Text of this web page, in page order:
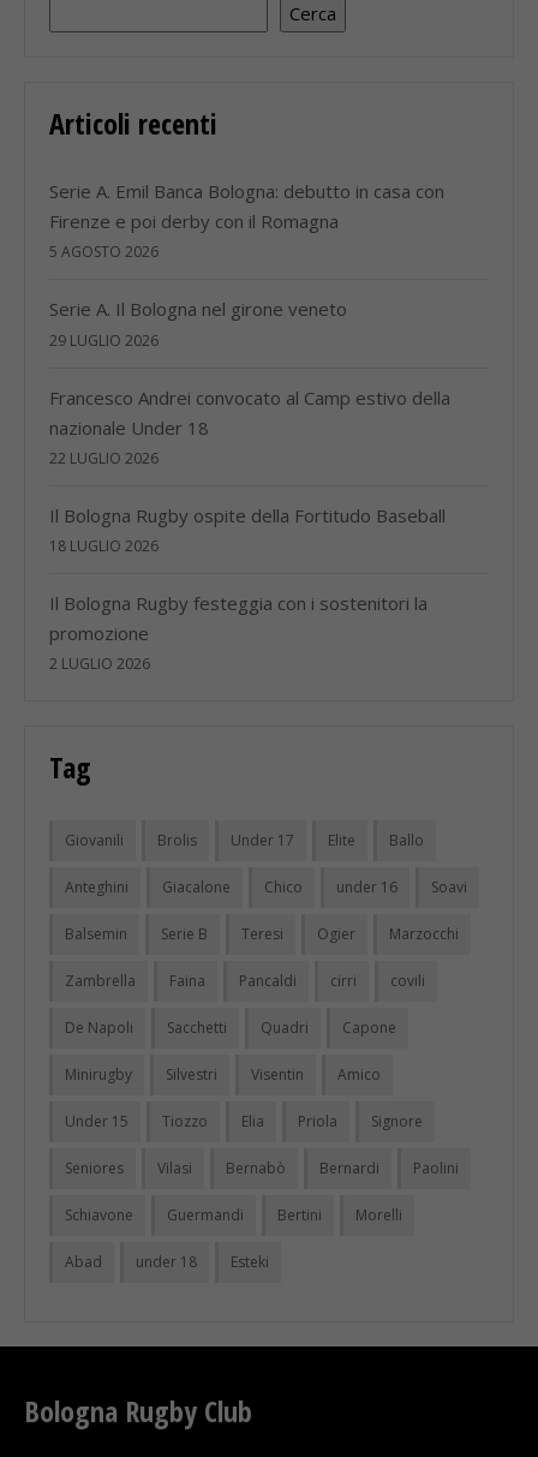
Cerca
Articoli recenti
Serie A. Emil Banca Bologna: debutto in casa con
Firenze e poi derby con il Romagna
5 AGOSTO 2026
Serie A. Il Bologna nel girone veneto
29 LUGLIO 2026
Francesco Andrei convocato al Camp estivo della
nazionale Under 18
22 LUGLIO 2026
Il Bologna Rugby ospite della Fortitudo Baseball
18 LUGLIO 2026
Il Bologna Rugby festeggia con i sostenitori la
promozione
2 LUGLIO 2026
Tag
Giovanili Brolis Under 17 Elite Ballo
Anteghini Giacalone Chico under 16 Soavi
Balsemin Serie B Teresi Ogier Marzocchi
Zambrella Faina Pancaldi cirri covili
De Napoli Sacchetti Quadri Capone
Minirugby Silvestri Visentin Amico
Under 15 Tiozzo Elia Priola Signore
Seniores Vilasi Bernabò Bernardi Paolini
Schiavone Guermandi Bertini Morelli
Abad under 18 Esteki
Bologna Rugby Club